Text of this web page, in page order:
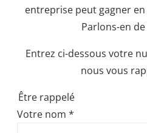
entreprise peut gagner
Parlons-en
Entrez ci-dessous votre
nous vous
Être rappelé
Votre nom *